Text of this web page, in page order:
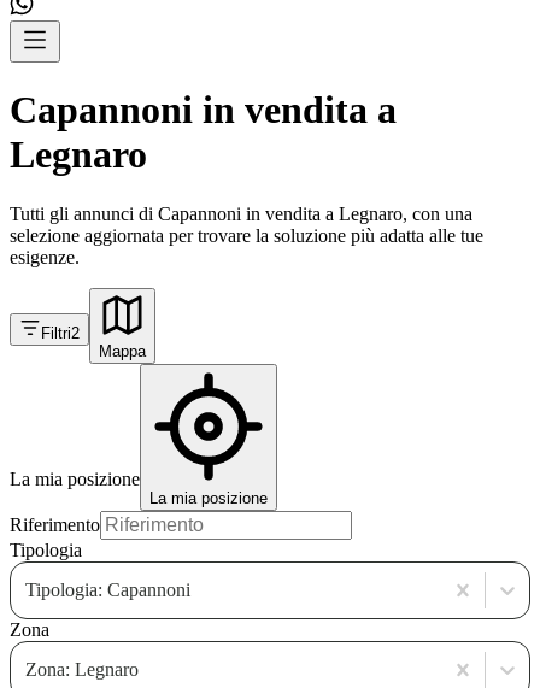
Capannoni in vendita a
Legnaro
Tutti gli annunci di Capannoni in vendita a Legnaro, con una
selezione aggiornata per trovare la soluzione più adatta alle tue
esigenze.
Filtri2
Mappa
La mia posizione
La mia posizione
Riferimento
Tipologia
Tipologia: Capannoni
Zona
Zona: Legnaro